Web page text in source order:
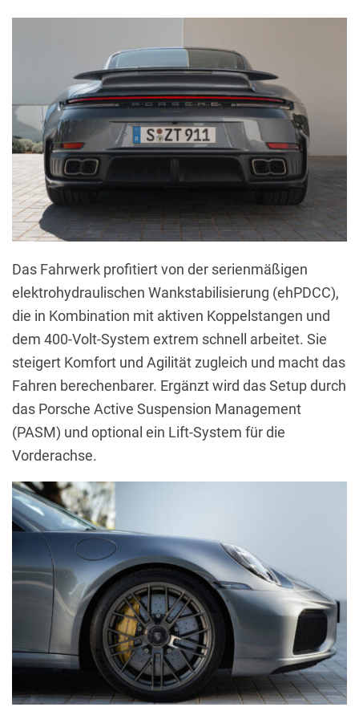
Das Fahrwerk profitiert von der serienmäßigen
elektrohydraulischen Wankstabilisierung (ehPDCC),
die in Kombination mit aktiven Koppelstangen und
dem 400-Volt-System extrem schnell arbeitet. Sie
steigert Komfort und Agilität zugleich und macht das
Fahren berechenbarer. Ergänzt wird das Setup durch
das Porsche Active Suspension Management
(PASM) und optional ein Lift-System für die
Vorderachse.